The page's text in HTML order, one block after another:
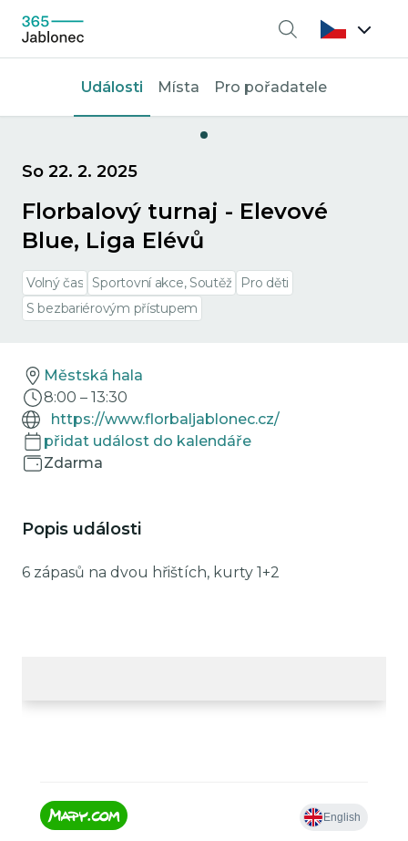
Vyhledávání
Události Místa Pro pořadatele
So 22. 2. 2025
Florbalový turnaj - Elevové
Blue, Liga Elévů
Volný čas Sportovní akce, Soutěž
Pro děti
S bezbariérovým přístupem
Městská hala
8:00 – 13:30
https://www.florbaljablonec.cz/
přidat událost do kalendáře
Zdarma
Popis události
6 zápasů na dvou hřištích, kurty 1+2